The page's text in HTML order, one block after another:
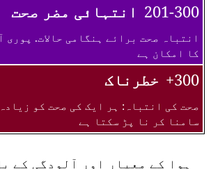
201-300 انتہائی مضر صحت
انتباہ صحت برائے ہنگامی حالات. پوری
کا امکان ہے
300+ خطرناک
صحت کی انتباہ: ہر ایک کی صحت کو
سامنا کر نا پڑ سکتا ہے
ہوا کے معیار اور آلودگی کے